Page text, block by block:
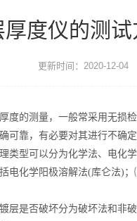
度仪的测试
更新时间：2020-12-04
的测量，一般常采用无损
可靠，有必要对其进行不确定
型可以分为化学法、电化
电化学阳极溶解法(库仑法)
是否破坏分为破坏法和非